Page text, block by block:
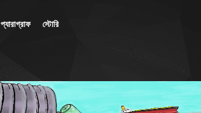
প্যারাগ্রাফ স্টোরি